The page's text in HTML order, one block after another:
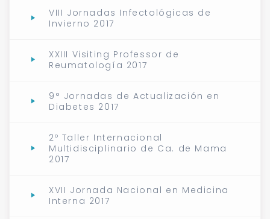
VIII Jornadas Infectológicas de
Invierno 2017
XXIII Visiting Professor de
Reumatología 2017
9° Jornadas de Actualización en
Diabetes 2017
2º Taller Internacional
Multidisciplinario de Ca. de Mama
2017
XVII Jornada Nacional en Medicina
Interna 2017